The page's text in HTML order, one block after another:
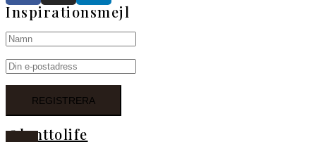
Inspirationsmejl
@lanttolife